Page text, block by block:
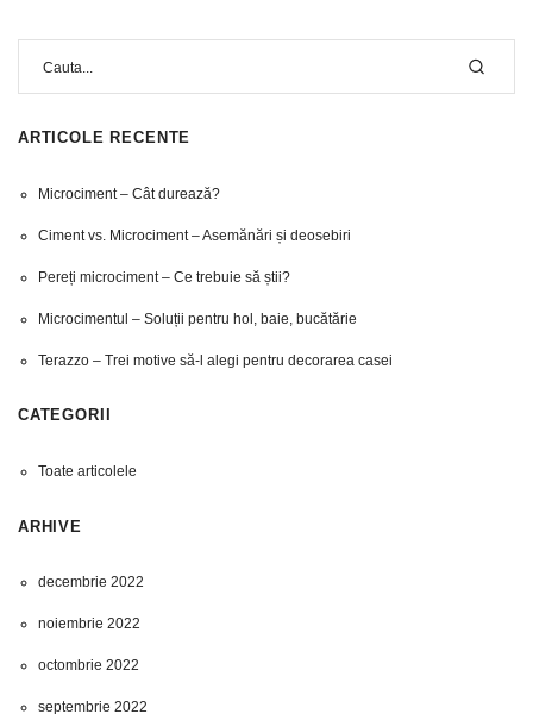
ARTICOLE RECENTE
Microciment – Cât durează?
Ciment vs. Microciment – Asemănări și deosebiri
Pereți microciment – Ce trebuie să știi?
Microcimentul – Soluții pentru hol, baie, bucătărie
Terazzo – Trei motive să-l alegi pentru decorarea casei
CATEGORII
Toate articolele
ARHIVE
decembrie 2022
noiembrie 2022
octombrie 2022
septembrie 2022